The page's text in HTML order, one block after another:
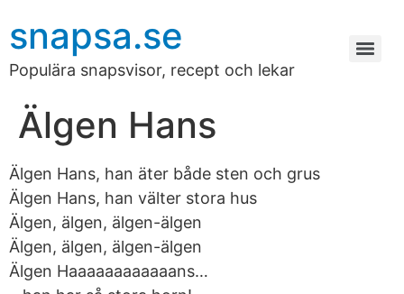
snapsa.se
Populära snapsvisor, recept och lekar
Älgen Hans
Älgen Hans, han äter både sten och grus
Älgen Hans, han välter stora hus
Älgen, älgen, älgen-älgen
Älgen, älgen, älgen-älgen
Älgen Haaaaaaaaaaaans…